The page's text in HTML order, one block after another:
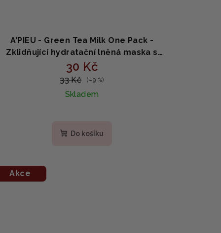
A'PIEU - Green Tea Milk One Pack -
Zklidňující hydratační lněná maska s
výtažky ze zeleného čaje a mléka 21g
30 Kč
33 Kč (–9 %)
Skladem
Do košíku
Akce